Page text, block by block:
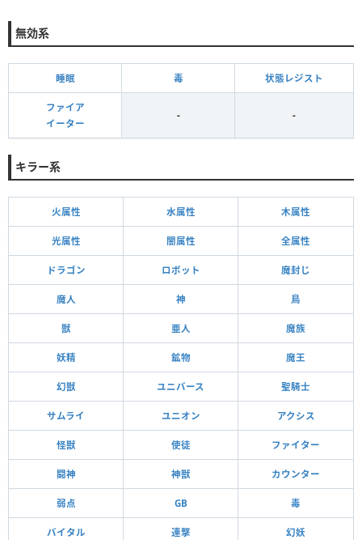
無効系
睡眠 毒 状態レジスト
ファイア
イーター
- -
キラー系
火属性 水属性 木属性
光属性 闇属性 全属性
ドラゴン ロボット 魔封じ
魔人 神 鳥
獣 亜人 魔族
妖精 鉱物 魔王
幻獣 ユニバース 聖騎士
サムライ ユニオン アクシス
怪獣 使徒 ファイター
闘神 神獣 カウンター
弱点 GB 毒
バイタル 連撃 幻妖